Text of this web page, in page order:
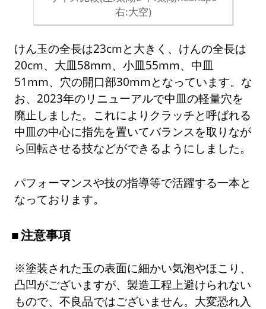
右:大空)
けん玉の全長は23cmと大きく、けんの全長は
20cm、大皿58mm、小皿55mm、中皿
51mm、穴の開口部30mmとなっています。な
お、2023年のリニューアルで中皿の軽量穴を
廃止しました。これによりクラッチと呼ばれる
中皿の中心に指先を置いてバランスを取りなが
ら回転させる技などができるようにしました。
パフォーマンスや技の指導等で活躍する一本と
なっております。
注意事項
※塗装された玉の表面に細かい気泡やほこり、
凸凹がございますが、製造工程上避けられない
もので、不良品ではございません。大変恐れ入